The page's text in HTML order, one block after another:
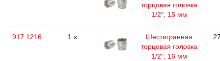
торцовая головка
1/2", 15 мм
917.1216 1 x
Шестигранная
торцовая головка
1/2", 16 мм